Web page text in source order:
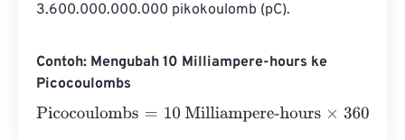
3.600.000.000.000 pikokoulomb (pC).
Contoh: Mengubah 10 Milliampere-hours ke
Picocoulombs
Picocoulombs=10 Milliampere-hours×3600000000000